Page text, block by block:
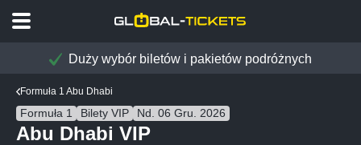
Duży wybór biletów i pakietów podróżnych
Formuła 1 Abu Dhabi
Formuła 1 Bilety VIP Nd. 06 Gru. 2026
Abu Dhabi VIP